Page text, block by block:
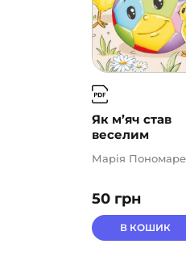
Як м’яч став
веселим
50 грн
Марія
В КОШИК